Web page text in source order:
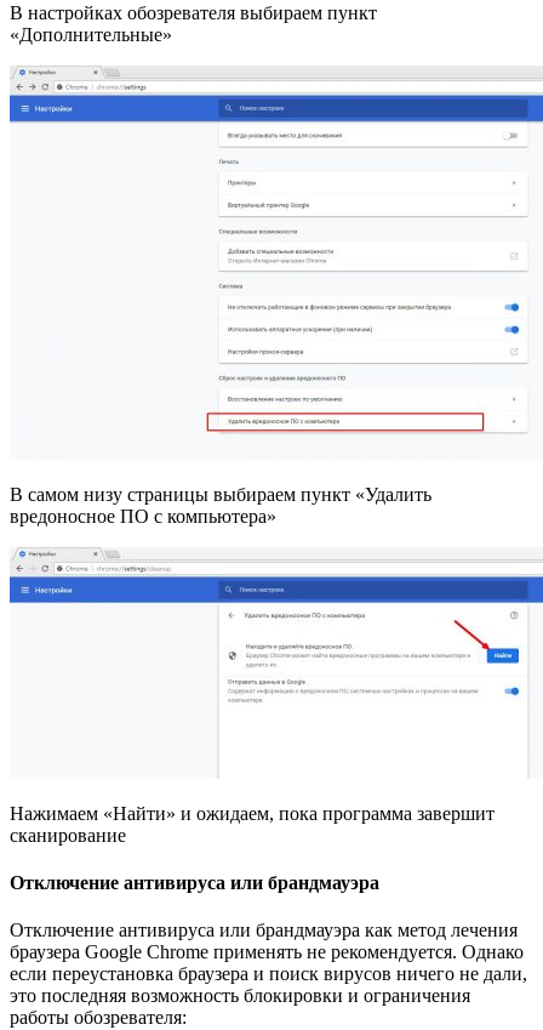
В настройках обозревателя выбираем пункт
«Дополнительные»
В самом низу страницы выбираем пункт «Удалить
вредоносное ПО с компьютера»
Нажимаем «Найти» и ожидаем, пока программа завершит
сканирование
Отключение антивируса или брандмауэра
Отключение антивируса или брандмауэра как метод лечения
браузера Google Chrome применять не рекомендуется. Однако
если переустановка браузера и поиск вирусов ничего не дали,
это последняя возможность блокировки и ограничения
работы обозревателя: